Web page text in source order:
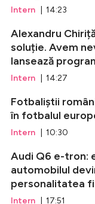
Intern | 14:23
Alexandru
soluție. Avem
lansează
Intern | 14:27
Fotbaliștii
în fotbalul
Intern | 10:30
Audi Q6 e-tron:
automobilul
personalitatea
Intern | 17:51